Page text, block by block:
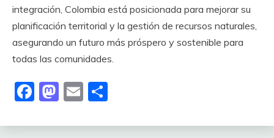
integración, Colombia está posicionada para mejorar su
planificación territorial y la gestión de recursos naturales,
asegurando un futuro más próspero y sostenible para
todas las comunidades.
Facebook
Mastodon
Email